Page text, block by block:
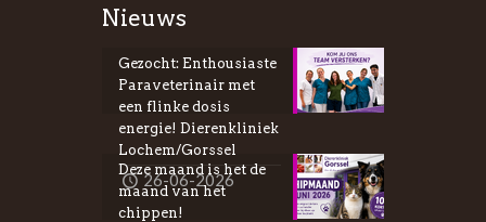
Nieuws
Gezocht: Enthousiaste
Paraveterinair met
een flinke dosis
energie! Dierenkliniek
Lochem/Gorssel
26-06-2026
Deze maand is het de
maand van het
chippen!